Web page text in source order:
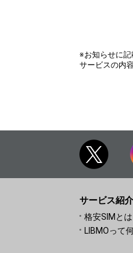
※お知らせに記
サービスの内
サービス紹介
格安SIMとは
LIBMOって